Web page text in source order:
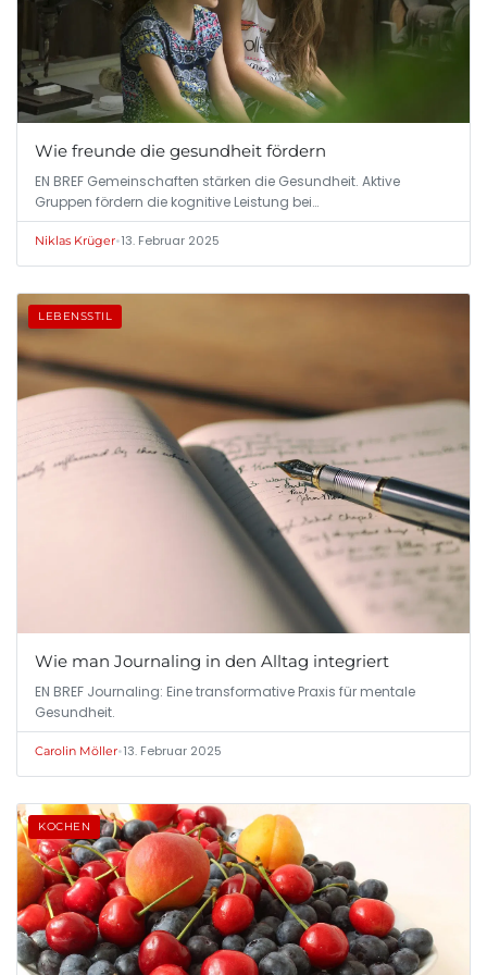
Wie freunde die gesundheit fördern
EN BREF Gemeinschaften stärken die Gesundheit. Aktive
Gruppen fördern die kognitive Leistung bei…
Niklas Krüger•13. Februar 2025
LEBENSSTIL
Wie man Journaling in den Alltag integriert
EN BREF Journaling: Eine transformative Praxis für mentale
Gesundheit.
Carolin Möller•13. Februar 2025
KOCHEN